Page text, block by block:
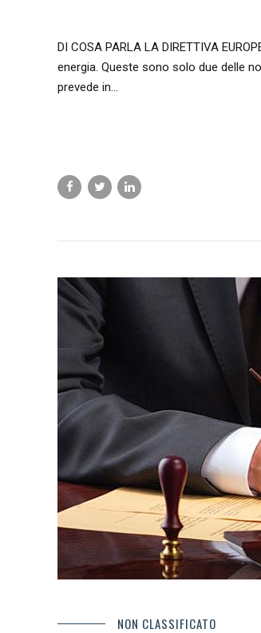
DI COSA PARLA LA DIRETTIVA
energia. Queste sono solo due delle
prevede in...
NON CLASSIFICATO